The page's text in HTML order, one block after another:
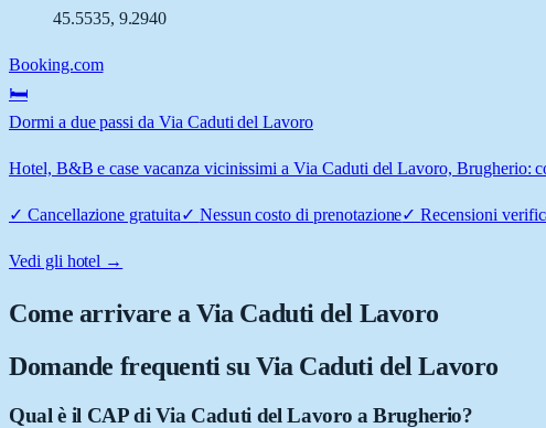
45.5535, 9.2940
Booking.com
🛏️
Dormi a due passi da Via Caduti del Lavoro
Hotel, B&B e case vacanza vicinissimi a Via Caduti del Lavoro, Brugherio:
✓ Cancellazione gratuita✓ Nessun costo di prenotazione✓Recensioni
Vedi gli hotel →
Come arrivare aVia Caduti del Lavoro
Domande frequenti su Via Caduti del Lavoro
Qual è il CAP di Via Caduti del Lavoro a Brugherio?